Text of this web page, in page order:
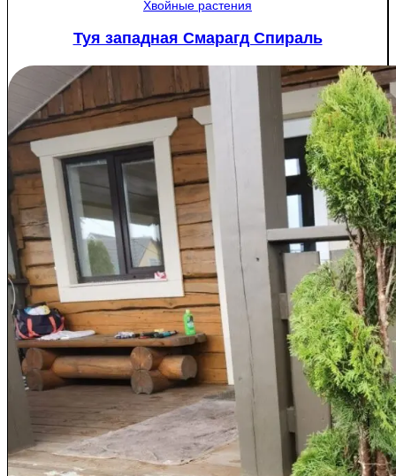
Хвойные растения
Туя западная Смарагд Спираль